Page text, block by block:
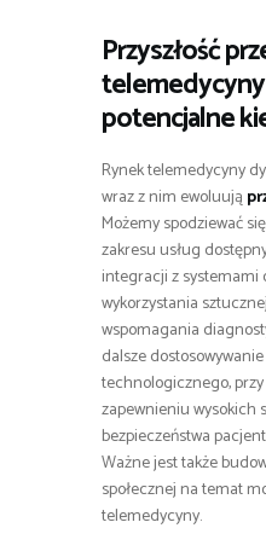
Przyszłość
potencjalne
Rynek telemedycyny
wraz z nim ewoluują
Możemy spodziewać
zakresu usług
integracji z systemami
wykorzystania
wspomagania
dalsze
technologicznego,
zapewnieniu wysokich
bezpieczeństwa
Ważne jest także
społecznej na temat
telemedycyny.